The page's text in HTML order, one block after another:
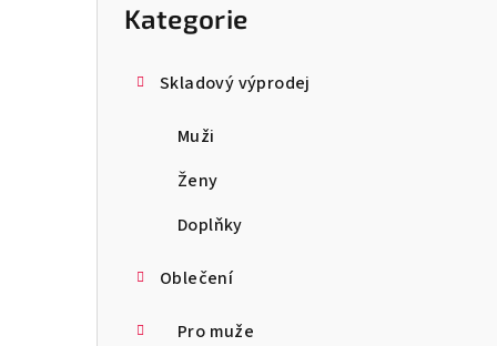
Přeskočit
kategorie
Kategorie
Skladový výprodej
Muži
Ženy
Doplňky
Oblečení
Pro muže